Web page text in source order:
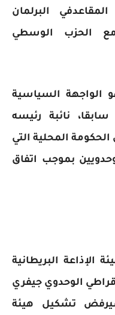
البرلمان
مع الحزب الوسطي
الواجهة السياسية
نائبة رئيسه
المحلية التي
بموجب اتفاق
الإذاعة البريطانية
الوحدوي جيفري
تشكيل هيئة